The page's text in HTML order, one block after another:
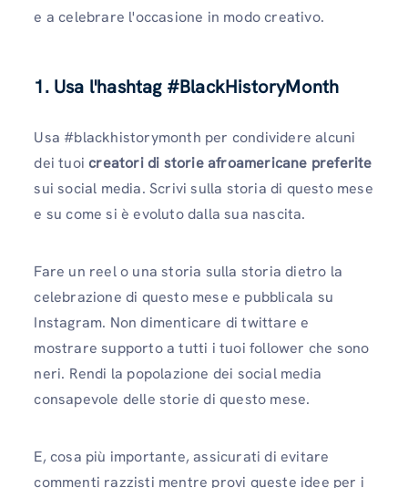
e a celebrare l'occasione in modo creativo.
1. Usa l'hashtag #BlackHistoryMonth
Usa #blackhistorymonth per condividere alcuni
dei tuoicreatori di storie afroamericane preferite
sui social media. Scrivi sulla storia di questo mese
e su come si è evoluto dalla sua nascita.
Fare un reel o una storia sulla storia dietro la
celebrazione di questo mese e pubblicala su
Instagram. Non dimenticare di twittare e
mostrare supporto a tutti i tuoi follower che sono
neri. Rendi la popolazione dei social media
consapevole delle storie di questo mese.
E, cosa più importante, assicurati di evitare
commenti razzisti mentre provi queste idee per i